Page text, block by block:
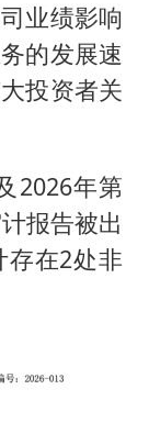
业绩影响
的发展速
投资者关
2026年第
报告被出
存在2处非